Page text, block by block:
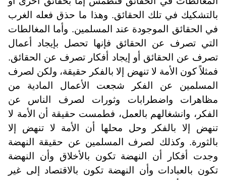
بالتشكيك في تلك الحقائق. وهذا ما حذق فعله الغرب
في الحقائق الموجودة عند المسلمين. وأما المغالطات
التي تصرف عن الحقائق فإنها تحصل بإيجاد أعمال
تصرف عن الحقائق أو إيجاد أفكار تصرف عن الحقائق.
فمثلاً كون الأمة لا تنهض إلا بالفكر حقيقة، ولكن لصرف
المسلمين عن الفكر شجعت الأعمال المادية من
مظاهرات واضطرابات وثورات لصرف الناس عن
الفكر، وانشغالهم بالعمل، فطمست حقيقة أن الأمة لا
تنهض إلا بالفكر وحل محلها أن الأمة لا تنهض إلا
بالثورة. وكذلك لصرف المسلمين عن حقيقة النهضة
وجدت أفكار أن النهضة تكون بالأخلاق وأن النهضة
تكون بالعبادات وأن النهضة تكون بالاقتصاد إلى غير